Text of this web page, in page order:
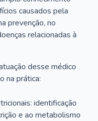
causados pela
prevenção, no
relacionadas à
desse médico
na prática:
identificação
e ao metabolismo